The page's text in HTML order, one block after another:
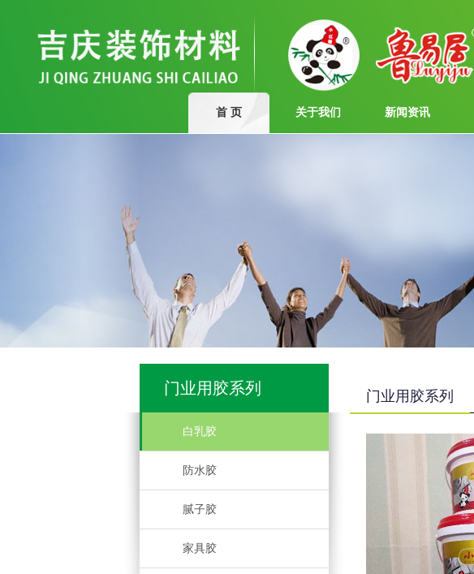
首 页 关于我们 新闻资讯
门业用胶系列
白乳胶
防水胶
腻子胶
家具胶
门业用胶系列